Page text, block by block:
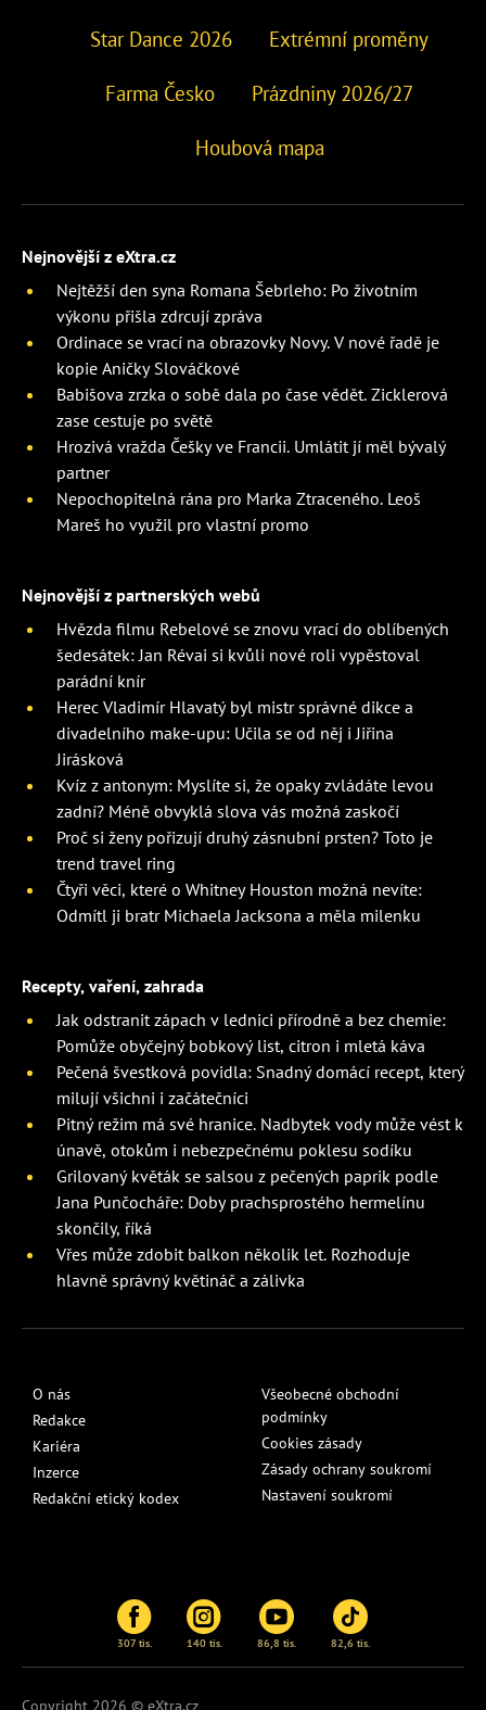
Star Dance 2026 Extrémní proměny
Farma Česko Prázdniny 2026/27
Houbová mapa
Nejnovější z eXtra.cz
Nejtěžší den syna Romana Šebrleho: Po životním
výkonu přišla zdrcují zpráva
Ordinace se vrací na obrazovky Novy. V nové řadě je
kopie Aničky Slováčkové
Babišova zrzka o sobě dala po čase vědět. Zicklerová
zase cestuje po světě
Hrozivá vražda Češky ve Francii. Umlátit jí měl bývalý
partner
Nepochopitelná rána pro Marka Ztraceného. Leoš
Mareš ho využil pro vlastní promo
Nejnovější z partnerských webů
Hvězda filmu Rebelové se znovu vrací do oblíbených
šedesátek: Jan Révai si kvůli nové roli vypěstoval
parádní knír
Herec Vladimír Hlavatý byl mistr správné dikce a
divadelního make-upu: Učila se od něj i Jiřina
Jirásková
Kvíz z antonym: Myslíte si, že opaky zvládáte levou
zadní? Méně obvyklá slova vás možná zaskočí
Proč si ženy pořizují druhý zásnubní prsten? Toto je
trend travel ring
Čtyři věci, které o Whitney Houston možná nevíte:
Odmítl ji bratr Michaela Jacksona a měla milenku
Recepty, vaření, zahrada
Jak odstranit zápach v lednici přírodně a bez chemie:
Pomůže obyčejný bobkový list, citron i mletá káva
Pečená švestková povidla: Snadný domácí recept, který
milují všichni i začátečníci
Pitný režim má své hranice. Nadbytek vody může vést k
únavě, otokům i nebezpečnému poklesu sodíku
Grilovaný květák se salsou z pečených paprik podle
Jana Punčocháře: Doby prachsprostého hermelínu
skončily, říká
Vřes může zdobit balkon několik let. Rozhoduje
hlavně správný květináč a zálivka
O nás
Redakce
Kariéra
Inzerce
Redakční etický kodex
Všeobecné obchodní
podmínky
Cookies zásady
Zásady ochrany soukromí
Nastavení soukromí
307 tis. 140 tis. 86,8 tis. 82,6 tis.
Copyright 2026 © eXtra.cz